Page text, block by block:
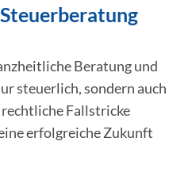
Beratung und
steuerlich, sondern auch
rechtliche Fallstricke
erfolgreiche Zukunft